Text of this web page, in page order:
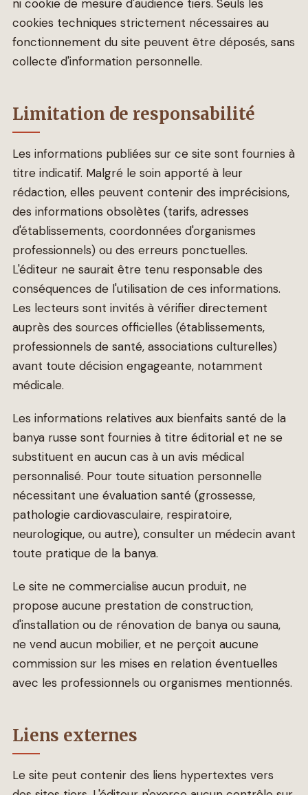
ni cookie de mesure d'audience tiers. Seuls les
cookies techniques strictement nécessaires au
fonctionnement du site peuvent être déposés, sans
collecte d'information personnelle.
Limitation de responsabilité
Les informations publiées sur ce site sont fournies à
titre indicatif. Malgré le soin apporté à leur
rédaction, elles peuvent contenir des imprécisions,
des informations obsolètes (tarifs, adresses
d'établissements, coordonnées d'organismes
professionnels) ou des erreurs ponctuelles.
L'éditeur ne saurait être tenu responsable des
conséquences de l'utilisation de ces informations.
Les lecteurs sont invités à vérifier directement
auprès des sources officielles (établissements,
professionnels de santé, associations culturelles)
avant toute décision engageante, notamment
médicale.
Les informations relatives aux bienfaits santé de la
banya russe sont fournies à titre éditorial et ne se
substituent en aucun cas à un avis médical
personnalisé. Pour toute situation personnelle
nécessitant une évaluation santé (grossesse,
pathologie cardiovasculaire, respiratoire,
neurologique, ou autre), consulter un médecin avant
toute pratique de la banya.
Le site ne commercialise aucun produit, ne
propose aucune prestation de construction,
d'installation ou de rénovation de banya ou sauna,
ne vend aucun mobilier, et ne perçoit aucune
commission sur les mises en relation éventuelles
avec les professionnels ou organismes mentionnés.
Liens externes
Le site peut contenir des liens hypertextes vers